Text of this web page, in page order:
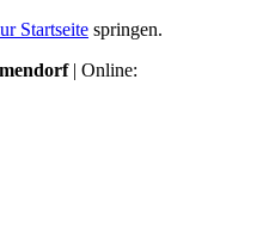
Startseite springen.
| Online: